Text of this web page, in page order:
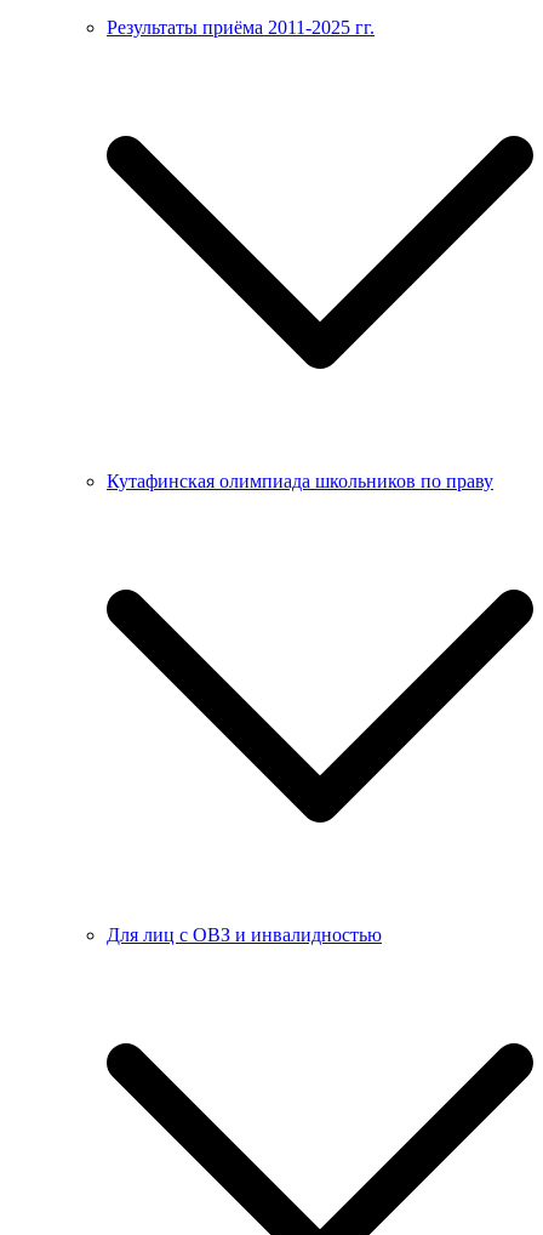
Результаты приёма 2011-2025 гг.
Кутафинская олимпиада школьников по праву
Для лиц с ОВЗ и инвалидностью